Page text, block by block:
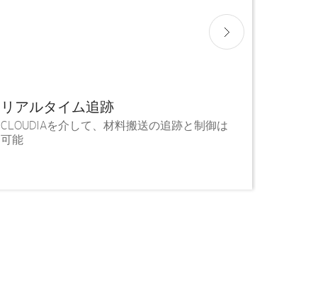
リアルタイム追跡
CLOUDIAを介して、材料搬送の追跡と制御は
可能